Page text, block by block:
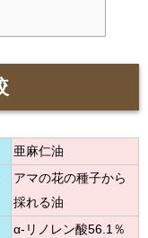
亜麻仁油
アマの花の種子から
採れる油
α-リノレン酸56.1％